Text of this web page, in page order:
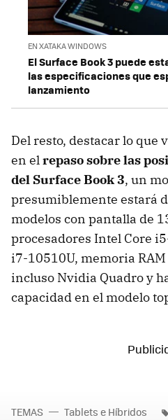
EN XATAKA WINDOWS
El Surface Book 3 puede
las especificaciones que
lanzamiento
Del resto, destacar lo que
en elrepaso sobre las
del Surface Book 3, un
presumiblemente estará
modelos con pantalla de
procesadores Intel Core
i7-10510U, memoria RAM
incluso Nvidia Quadro y
capacidad en el modelo
TEMAS Tablets e Híbridos